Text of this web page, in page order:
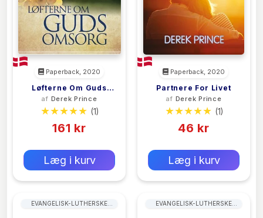
Paperback, 2020
Løfterne Om Guds
Omsorg
af Derek Prince
(1)
161 kr
Læg i kurv
Paperback, 2020
Partnere For Livet
af Derek Prince
(1)
46 kr
Læg i kurv
EVANGELISK-LUTHERSKE
EVANGELISK-LUTHERSKE